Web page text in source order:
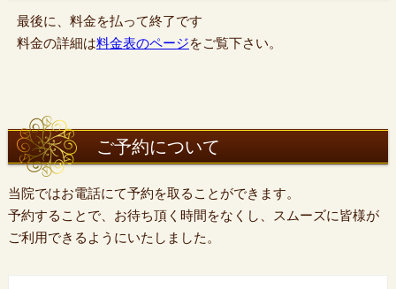
最後に、料金を払って終了です
料金の詳細は料金表のページをご覧下さい。
ご予約について
当院ではお電話にて予約を取ることができます。
予約することで、お待ち頂く時間をなくし、スムーズに皆様が
ご利用できるようにいたしました。